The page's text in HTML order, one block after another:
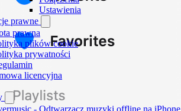
Ustawienia
prawne
prawna
plików cookie
prywatności
licencyjna
- Odtwarzacz muzyki offline na